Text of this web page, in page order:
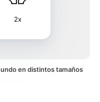
2x
en distintos tamaños